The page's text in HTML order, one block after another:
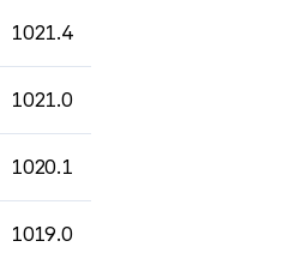
1021.4
1021.0
1020.1
1019.0